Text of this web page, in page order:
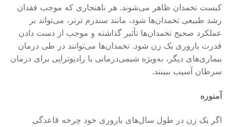
کیست تخمدان ظاهر می‌شوند. هر ناهنجاری که موجب فقدان
رشد طبیعی تخمدان‌ها شود، مانند سندرم ترنر، می‌تواند بر
عملکرد صحیح تخمدان‌ها تأثیر گذاشته و موجب از دست دادن
قدرت باروری یک زن شود. تخمدان‌ها می‌توانند در طی درمان
بیماری‌های دیگر، به‌ویژه شیمی‌درمانی یا رادیوتراپی برای درمان
سرطان آسیب ببینند.
آمنوره
اگر یک زن در طول سال‌های باروری خود چرخه قاعدگی